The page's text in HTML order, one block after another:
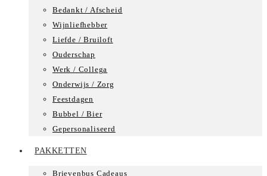
Bedankt / Afscheid
Wijnliefhebber
Liefde / Bruiloft
Ouderschap
Werk / Collega
Onderwijs / Zorg
Feestdagen
Bubbel / Bier
Gepersonaliseerd
PAKKETTEN
Brievenbus Cadeaus